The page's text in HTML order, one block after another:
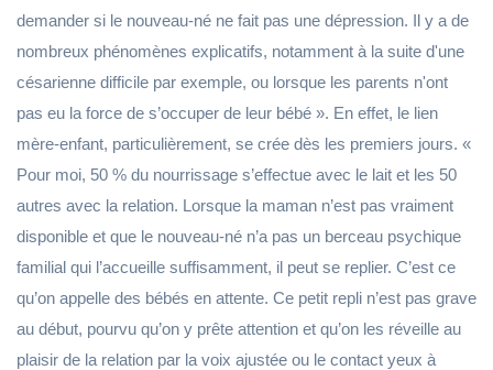
demander si le nouveau-né ne fait pas une dépression. Il y a de
nombreux phénomènes explicatifs, notamment à la suite d'une
césarienne difficile par exemple, ou lorsque les parents n'ont
pas eu la force de s’occuper de leur bébé ». En effet, le lien
mère-enfant, particulièrement, se crée dès les premiers jours. «
Pour moi, 50 % du nourrissage s’effectue avec le lait et les 50
autres avec la relation. Lorsque la maman n’est pas vraiment
disponible et que le nouveau-né n’a pas un berceau psychique
familial qui l’accueille suffisamment, il peut se replier. C’est ce
qu’on appelle des bébés en attente. Ce petit repli n’est pas grave
au début, pourvu qu’on y prête attention et qu’on les réveille au
plaisir de la relation par la voix ajustée ou le contact yeux à